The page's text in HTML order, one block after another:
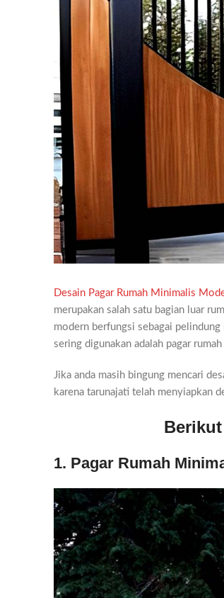
Desain Pagar Rumah Minimalis
merupakan salah satu bagian luar
modern berfungsi sebagai pelindung
sering digunakan adalah pagar
Jika anda masih bingung mencari
karena tarunajati telah menyiapkan
1. Pagar Rumah